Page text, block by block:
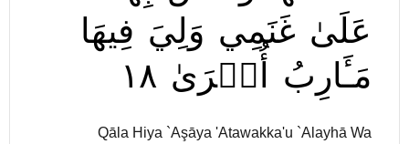
عَلَىٰ غَنَمِي وَلِيَ فِيهَا
مَـَٔارِبُ
أُخۡرَىٰ ١٨
Qāla Hiya `Aşāya 'Atawakka'u `Alayhā Wa